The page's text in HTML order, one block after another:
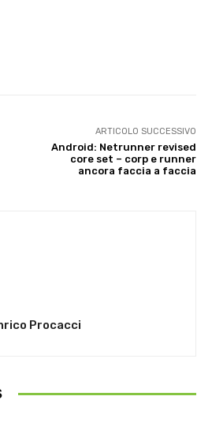
ARTICOLO SUCCESSIVO
Android: Netrunner revised
core set – corp e runner
ancora faccia a faccia
Procacci